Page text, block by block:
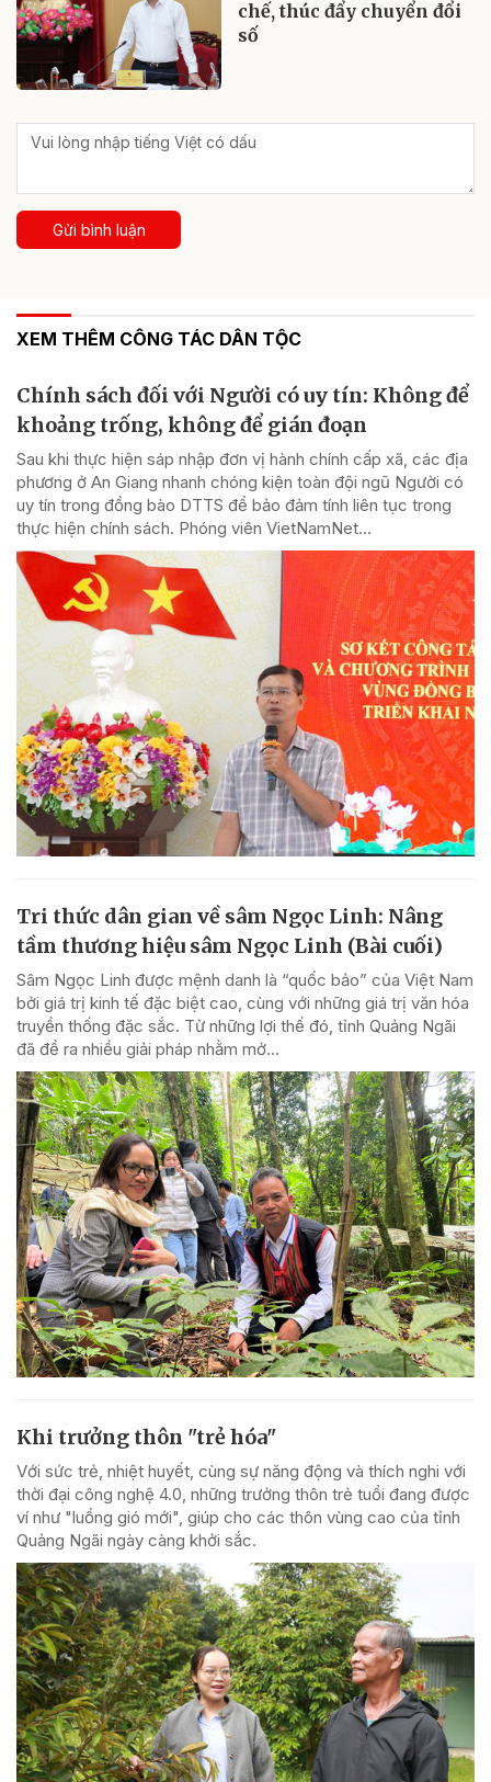
chế, thúc đẩy chuyển đổi
số
Gửi bình luận
XEM THÊM CÔNG TÁC DÂN TỘC
Chính sách đối với Người có uy tín: Không để
khoảng trống, không để gián đoạn
Sau khi thực hiện sáp nhập đơn vị hành chính cấp xã, các địa
phương ở An Giang nhanh chóng kiện toàn đội ngũ Người có
uy tín trong đồng bào DTTS để bảo đảm tính liên tục trong
thực hiện chính sách. Phóng viên VietNamNet...
Tri thức dân gian về sâm Ngọc Linh: Nâng
tầm thương hiệu sâm Ngọc Linh (Bài cuối)
Sâm Ngọc Linh được mệnh danh là “quốc bảo” của Việt Nam
bởi giá trị kinh tế đặc biệt cao, cùng với những giá trị văn hóa
truyền thống đặc sắc. Từ những lợi thế đó, tỉnh Quảng Ngãi
đã đề ra nhiều giải pháp nhằm mở...
Khi trưởng thôn "trẻ hóa"
Với sức trẻ, nhiệt huyết, cùng sự năng động và thích nghi với
thời đại công nghệ 4.0, những trưởng thôn trẻ tuổi đang được
ví như "luồng gió mới", giúp cho các thôn vùng cao của tỉnh
Quảng Ngãi ngày càng khởi sắc.